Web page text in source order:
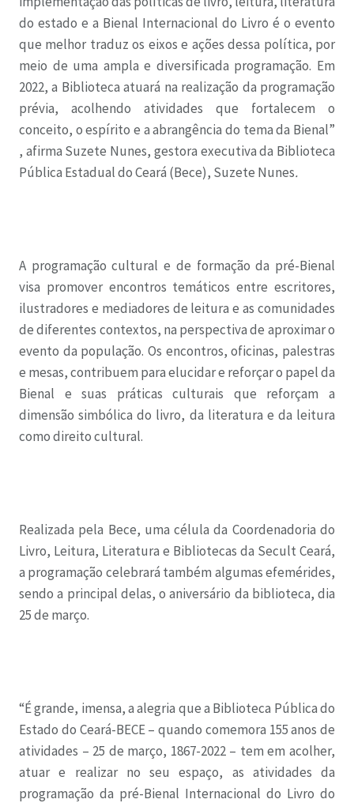
do estado e a Bienal Internacional do Livro é o evento
que melhor traduz os eixos e ações dessa política, por
meio de uma ampla e diversificada programação. Em
2022, a Biblioteca atuará na realização da programação
prévia, acolhendo atividades que fortalecem o
conceito, o espírito e a abrangência do tema da Bienal”
, afirma Suzete Nunes, gestora executiva da Biblioteca
Pública Estadual do Ceará (Bece), Suzete Nunes.
A programação cultural e de formação da pré-Bienal
visa promover encontros temáticos entre escritores,
ilustradores e mediadores de leitura e as comunidades
de diferentes contextos, na perspectiva de aproximar o
evento da população. Os encontros, oficinas, palestras
e mesas, contribuem para elucidar e reforçar o papel da
Bienal e suas práticas culturais que reforçam a
dimensão simbólica do livro, da literatura e da leitura
como direito cultural.
Realizada pela Bece, uma célula da Coordenadoria do
Livro, Leitura, Literatura e Bibliotecas da Secult Ceará,
a programação celebrará também algumas efemérides,
sendo a principal delas, o aniversário da biblioteca, dia
25 de março.
“É grande, imensa, a alegria que a Biblioteca Pública do
Estado do Ceará-BECE – quando comemora 155 anos de
atividades – 25 de março, 1867-2022 – tem em acolher,
atuar e realizar no seu espaço, as atividades da
programação da pré-Bienal Internacional do Livro do